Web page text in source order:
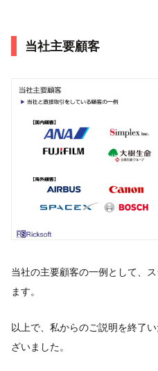
当社主要顧客
当社の主要顧客の一例として、
ます。
以上で、私からのご説明を終了
ざいました。